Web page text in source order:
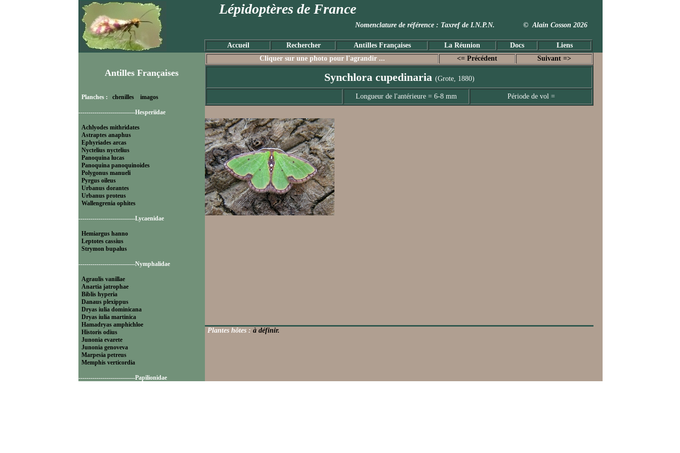
Lépidoptères de France
Nomenclature de référence : Taxref de I.N.P.N. © Alain Cosson 2026
Accueil Rechercher Antilles Françaises La Réunion Docs Liens
Antilles Françaises
Planches : chenilles imagos
----------------------------Hesperiidae
Achlyodes mithridates
Astraptes anaphus
Ephyriades arcas
Nyctelius nyctelius
Panoquina lucas
Panoquina panoquinoides
Polygonus manueli
Pyrgus oileus
Urbanus dorantes
Urbanus proteus
Wallengrenia ophites
----------------------------Lycaenidae
Hemiargus hanno
Leptotes cassius
Strymon bupalus
----------------------------Nymphalidae
Agraulis vanillae
Anartia jatrophae
Biblis hyperia
Danaus plexippus
Dryas iulia dominicana
Dryas iulia martinica
Hamadryas amphichloe
Historis odius
Junonia evarete
Junonia genoveva
Marpesia petreus
Memphis verticordia
----------------------------Papilionidae
Cliquer sur une photo pour l'agrandir ... <= Précédent Suivant =>
Synchlora cupedinaria (Grote, 1880)
Longueur de l'antérieure = 6-8 mm Période de vol =
Plantes hôtes : à définir.